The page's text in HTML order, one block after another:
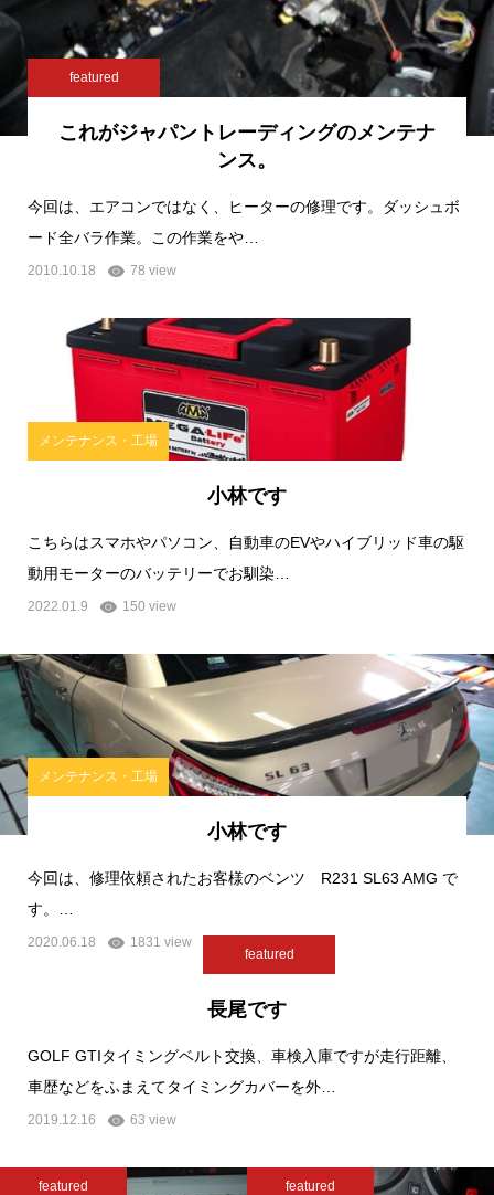
featured
これがジャパントレーディングのメンテナ
ンス。
今回は、エアコンではなく、ヒーターの修理です。ダッシュボ
ード全バラ作業。この作業をや…
2010.10.18 78 view
メンテナンス・工場
小林です
こちらはスマホやパソコン、自動車のEVやハイブリッド車の駆
動用モーターのバッテリーでお馴染…
2022.01.9 150 view
メンテナンス・工場
小林です
今回は、修理依頼されたお客様のベンツ R231 SL63 AMG で
す。…
2020.06.18 1831 view
featured
長尾です
GOLF GTIタイミングベルト交換、車検入庫ですが走行距離、
車歴などをふまえてタイミングカバーを外…
2019.12.16 63 view
featured featured